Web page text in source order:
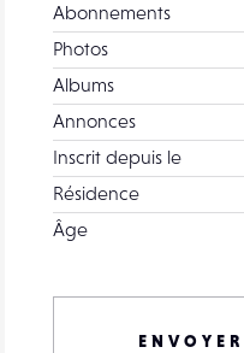
Abonnements
Photos
Albums
Annonces
Inscrit depuis le
Résidence
Âge